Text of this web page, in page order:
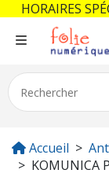
Accueil
KOMUNICA
HORAIRES